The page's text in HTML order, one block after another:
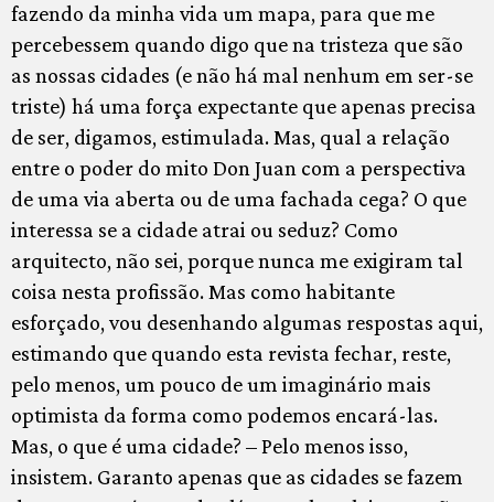
fazendo da minha vida um mapa, para que me
percebessem quando digo que na tristeza que são
as nossas cidades (e não há mal nenhum em ser-se
triste) há uma força expectante que apenas precisa
de ser, digamos, estimulada. Mas, qual a relação
entre o poder do mito Don Juan com a perspectiva
de uma via aberta ou de uma fachada cega? O que
interessa se a cidade atrai ou seduz? Como
arquitecto, não sei, porque nunca me exigiram tal
coisa nesta profissão. Mas como habitante
esforçado, vou desenhando algumas respostas aqui,
estimando que quando esta revista fechar, reste,
pelo menos, um pouco de um imaginário mais
optimista da forma como podemos encará-las.
Mas, o que é uma cidade? – Pelo menos isso,
insistem. Garanto apenas que as cidades se fazem